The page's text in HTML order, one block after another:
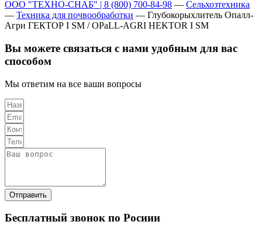
ООО "ТЕХНО-СНАБ" | 8 (800) 700-84-98 — Сельхозтехника
— Техника для почвообработки — Глубокорыхлитель Опалл-
Агри ГЕКТОР I SM / OPaLL-AGRI HEKTOR I SM
Вы можете связаться с нами удобным для вас
способом
Мы ответим на все ваши вопросы
Отправить
Бесплатный звонок по Росиии